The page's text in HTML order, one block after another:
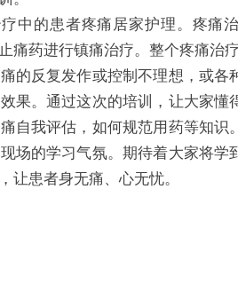
中的患者疼痛居家护理。疼痛
痛药进行镇痛治疗。整个疼痛治
的反复发作或控制不理想，或各
果。通过这次的培训，让大家懂
自我评估，如何规范用药等知识
场的学习气氛。期待着大家将学
让患者身无痛、心无忧。